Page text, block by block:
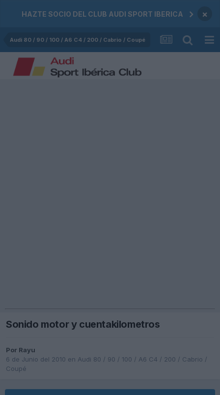
HAZTE SOCIO DEL CLUB AUDI SPORT IBERICA ×
Audi 80 / 90 / 100 / A6 C4 / 200 / Cabrio / Coupé
Sonido motor y cuentakilometros
Por Rayu
6 de Junio del 2010 en Audi 80 / 90 / 100 / A6 C4 / 200 / Cabrio /
Coupé